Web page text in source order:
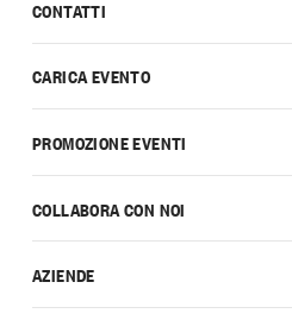
CONTATTI
CARICA EVENTO
PROMOZIONE EVENTI
COLLABORA CON NOI
AZIENDE